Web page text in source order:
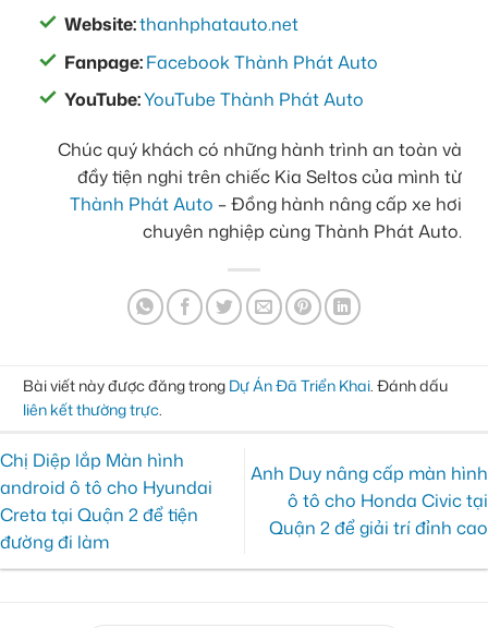
Website:thanhphatauto.net
Fanpage:Facebook Thành Phát Auto
YouTube:YouTube Thành Phát Auto
Chúc quý khách có những hành trình an toàn và
đầy tiện nghi trên chiếc Kia Seltos của mình từ
Thành Phát Auto – Đồng hành nâng cấp xe hơi
chuyên nghiệp cùng Thành Phát Auto.
Bài viết này được đăng trong Dự Án Đã Triển Khai. Đánh dấu
liên kết thường trực.
Chị Diệp lắp Màn hình
android ô tô cho Hyundai
Creta tại Quận 2 để tiện
đường đi làm
Anh Duy nâng cấp màn hình
ô tô cho Honda Civic tại
Quận 2 để giải trí đỉnh cao